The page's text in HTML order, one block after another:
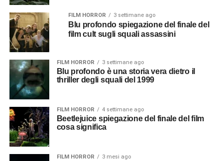
FILM HORROR 3 settimane ago
Blu profondo spiegazione del finale del
film cult sugli squali assassini
FILM HORROR 3 settimane ago
Blu profondo è una storia vera dietro il
thriller degli squali del 1999
FILM HORROR 4 settimane ago
Beetlejuice spiegazione del finale del film
cosa significa
FILM HORROR 3 mesi ago